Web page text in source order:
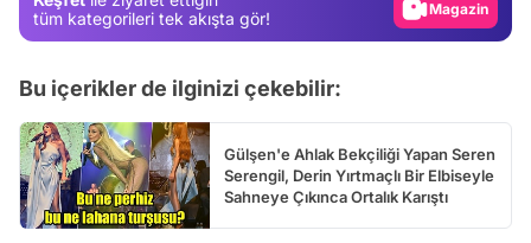
tüm kategorileri tek akışta gör!
Video
Bu içerikler de ilginizi çekebilir:
Gülşen'e Ahlak Bekçiliği Yapan Seren
Serengil, Derin Yırtmaçlı Bir Elbiseyle
Sahneye Çıkınca Ortalık Karıştı